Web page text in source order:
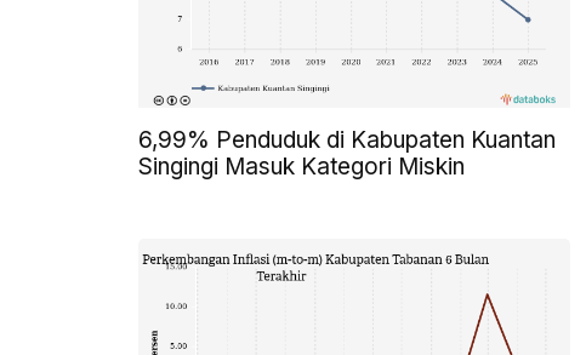
6,99% Penduduk di Kabupaten Kuantan
Singingi Masuk Kategori Miskin